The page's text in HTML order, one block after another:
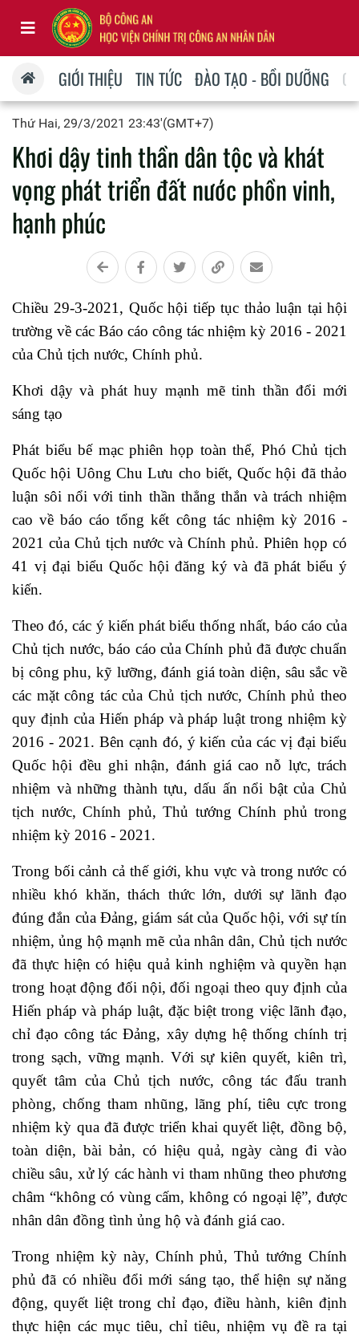
GIỚI THIỆU TIN TỨC ĐÀO TẠO - BỒI DƯỠNG
Thứ Hai, 29/3/2021 23:43'(GMT+7)
Khơi dậy tinh thần dân tộc và khát
vọng phát triển đất nước phồn vinh,
hạnh phúc
Chiều 29-3-2021, Quốc hội tiếp tục thảo luận tại hội
trường về các Báo cáo công tác nhiệm kỳ 2016 - 2021
của Chủ tịch nước, Chính phủ.
Khơi dậy và phát huy mạnh mẽ tinh thần đổi mới
sáng tạo
Phát biểu bế mạc phiên họp toàn thể, Phó Chủ tịch
Quốc hội Uông Chu Lưu cho biết, Quốc hội đã thảo
luận sôi nổi với tinh thần thẳng thắn và trách nhiệm
cao về báo cáo tổng kết công tác nhiệm kỳ 2016 -
2021 của Chủ tịch nước và Chính phủ. Phiên họp có
41 vị đại biểu Quốc hội đăng ký và đã phát biểu ý
kiến.
Theo đó, các ý kiến phát biểu thống nhất, báo cáo của
Chủ tịch nước, báo cáo của Chính phủ đã được chuẩn
bị công phu, kỹ lưỡng, đánh giá toàn diện, sâu sắc về
các mặt công tác của Chủ tịch nước, Chính phủ theo
quy định của Hiến pháp và pháp luật trong nhiệm kỳ
2016 - 2021. Bên cạnh đó, ý kiến của các vị đại biểu
Quốc hội đều ghi nhận, đánh giá cao nỗ lực, trách
nhiệm và những thành tựu, dấu ấn nổi bật của Chủ
tịch nước, Chính phủ, Thủ tướng Chính phủ trong
nhiệm kỳ 2016 - 2021.
Trong bối cảnh cả thế giới, khu vực và trong nước có
nhiều khó khăn, thách thức lớn, dưới sự lãnh đạo
đúng đắn của Đảng, giám sát của Quốc hội, với sự tín
nhiệm, ủng hộ mạnh mẽ của nhân dân, Chủ tịch nước
đã thực hiện có hiệu quả kinh nghiệm và quyền hạn
trong hoạt động đối nội, đối ngoại theo quy định của
Hiến pháp và pháp luật, đặc biệt trong việc lãnh đạo,
chỉ đạo công tác Đảng, xây dựng hệ thống chính trị
trong sạch, vững mạnh. Với sự kiên quyết, kiên trì,
quyết tâm của Chủ tịch nước, công tác đấu tranh
phòng, chống tham nhũng, lãng phí, tiêu cực trong
nhiệm kỳ qua đã được triển khai quyết liệt, đồng bộ,
toàn diện, bài bản, có hiệu quả, ngày càng đi vào
chiều sâu, xử lý các hành vi tham nhũng theo phương
châm “không có vùng cấm, không có ngoại lệ”, được
nhân dân đồng tình ủng hộ và đánh giá cao.
Trong nhiệm kỳ này, Chính phủ, Thủ tướng Chính
phủ đã có nhiều đổi mới sáng tạo, thể hiện sự năng
động, quyết liệt trong chỉ đạo, điều hành, kiên định
thực hiện các mục tiêu, chỉ tiêu, nhiệm vụ đề ra tại